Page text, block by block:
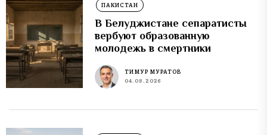
ПАКИСТАН
В Белуджистане сепаратисты
вербуют образованную
молодежь в смертники
ТИМУР МУРАТОВ
04.08.2026